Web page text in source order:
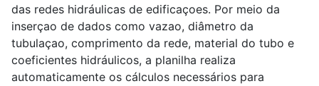
das redes hidráulicas de edificaçoes. Por meio da
inserçao de dados como vazao, diâmetro da
tubulaçao, comprimento da rede, material do tubo e
coeficientes hidráulicos, a planilha realiza
automaticamente os cálculos necessários para